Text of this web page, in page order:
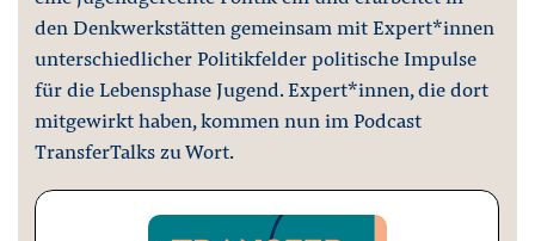
den Denkwerkstätten gemeinsam mit Expert*innen
unterschiedlicher Politikfelder politische Impulse
für die Lebensphase Jugend. Expert*innen, die dort
mitgewirkt haben, kommen nun im Podcast
TransferTalks zu Wort.